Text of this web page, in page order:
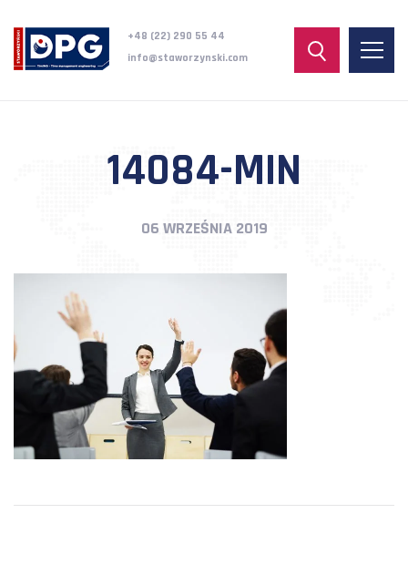
+48 (22) 290 55 44
info@staworzynski.com
14084-MIN
06 WRZEŚNIA 2019